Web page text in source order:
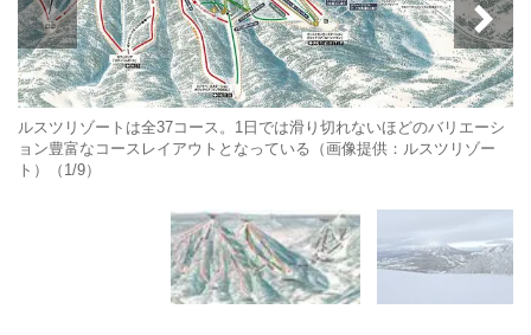
ルスツリゾートは全37コース。1日では滑り切れないほどのバリエーシ
ョン豊富なコースレイアウトとなっている（画像提供：ルスツリゾー
ト）（1/9）